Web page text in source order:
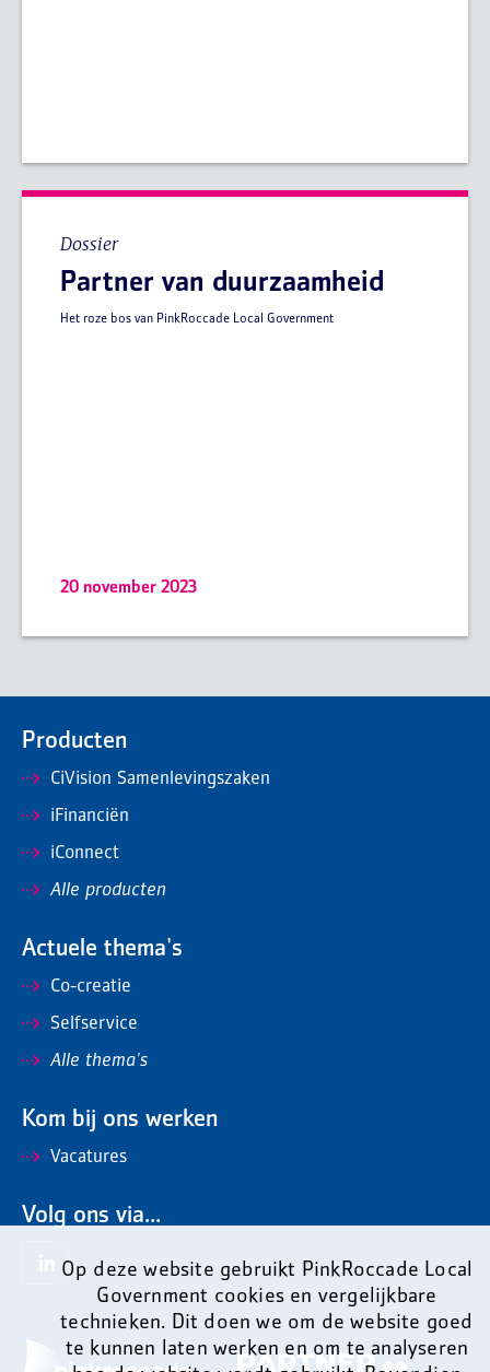
Dossier
Partner van duurzaamheid
Het roze bos van PinkRoccade Local Government
20 november 2023
Op deze website gebruikt PinkRoccade Local
Government cookies en vergelijkbare
technieken. Dit doen we om de website goed
te kunnen laten werken en om te analyseren
Producten
CiVision Samenlevingszaken
iFinanciën
iConnect
Alle producten
Actuele thema's
Co-creatie
Selfservice
Alle thema's
Kom bij ons werken
Vacatures
Volg ons via...